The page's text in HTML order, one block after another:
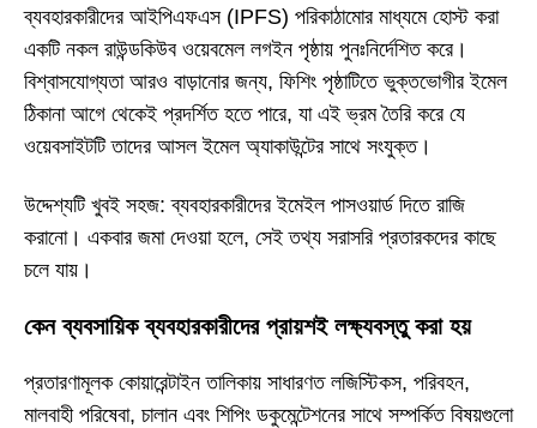
ব্যবহারকারীদের আইপিএফএস (IPFS) পরিকাঠামোর মাধ্যমে হোস্ট করা
একটি নকল রাউন্ডকিউব ওয়েবমেল লগইন পৃষ্ঠায় পুনঃনির্দেশিত করে।
বিশ্বাসযোগ্যতা আরও বাড়ানোর জন্য, ফিশিং পৃষ্ঠাটিতে ভুক্তভোগীর ইমেল
ঠিকানা আগে থেকেই প্রদর্শিত হতে পারে, যা এই ভ্রম তৈরি করে যে
ওয়েবসাইটটি তাদের আসল ইমেল অ্যাকাউন্টের সাথে সংযুক্ত।
উদ্দেশ্যটি খুবই সহজ: ব্যবহারকারীদের ইমেইল পাসওয়ার্ড দিতে রাজি
করানো। একবার জমা দেওয়া হলে, সেই তথ্য সরাসরি প্রতারকদের কাছে
চলে যায়।
কেন ব্যবসায়িক ব্যবহারকারীদের প্রায়শই লক্ষ্যবস্তু করা হয়
প্রতারণামূলক কোয়ারেন্টাইন তালিকায় সাধারণত লজিস্টিকস, পরিবহন,
মালবাহী পরিষেবা, চালান এবং শিপিং ডকুমেন্টেশনের সাথে সম্পর্কিত বিষয়গুলো